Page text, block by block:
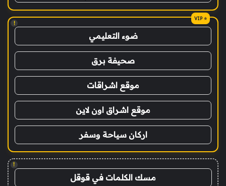
!
ضوء التعليمي
صحيفة برق
موقع اشراقات
موقع اشراق اون لاين
اركان سياحة وسفر
!
مسك الكلمات في قوقل